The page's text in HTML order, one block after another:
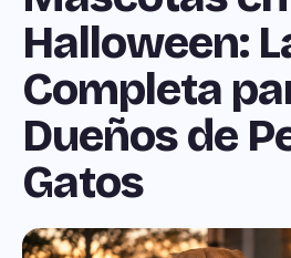
Halloween:
Completa
Dueños de
Gatos